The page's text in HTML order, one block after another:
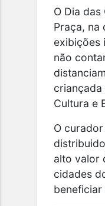
O Dia
Praça, na
exibições
não
Cultura e
O
alto valor
cidades